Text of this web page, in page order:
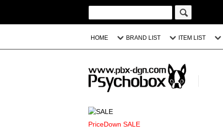
HOME BRAND LIST ITEM LIST
PriceDown SALE